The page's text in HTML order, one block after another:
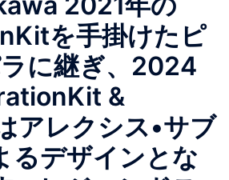
を手掛けたピ
に継ぎ、2024
&
アレクシス•サブ
るデザインとな